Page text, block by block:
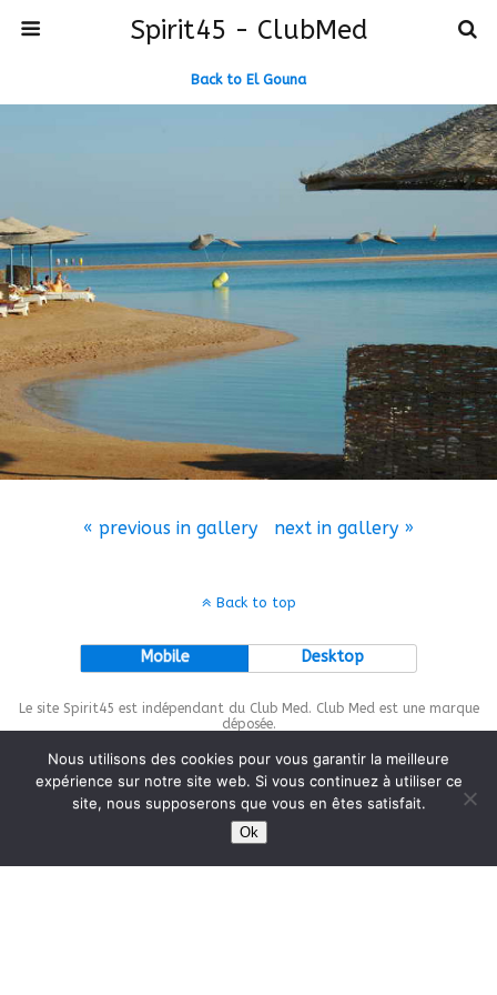
Spirit45 - ClubMed
Back to El Gouna
« previous in gallery next in gallery »
Back to top
Mobile Desktop
Le site Spirit45 est indépendant du Club Med. Club Med est une marque
déposée.
This site is protected bywp-copyrightpro.com
Nous utilisons des cookies pour vous garantir la meilleure
expérience sur notre site web. Si vous continuez à utiliser ce
site, nous supposerons que vous en êtes satisfait.
Ok